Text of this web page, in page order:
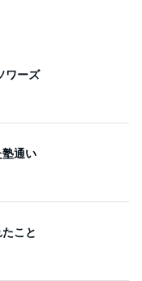
ワーズ
通い
こと